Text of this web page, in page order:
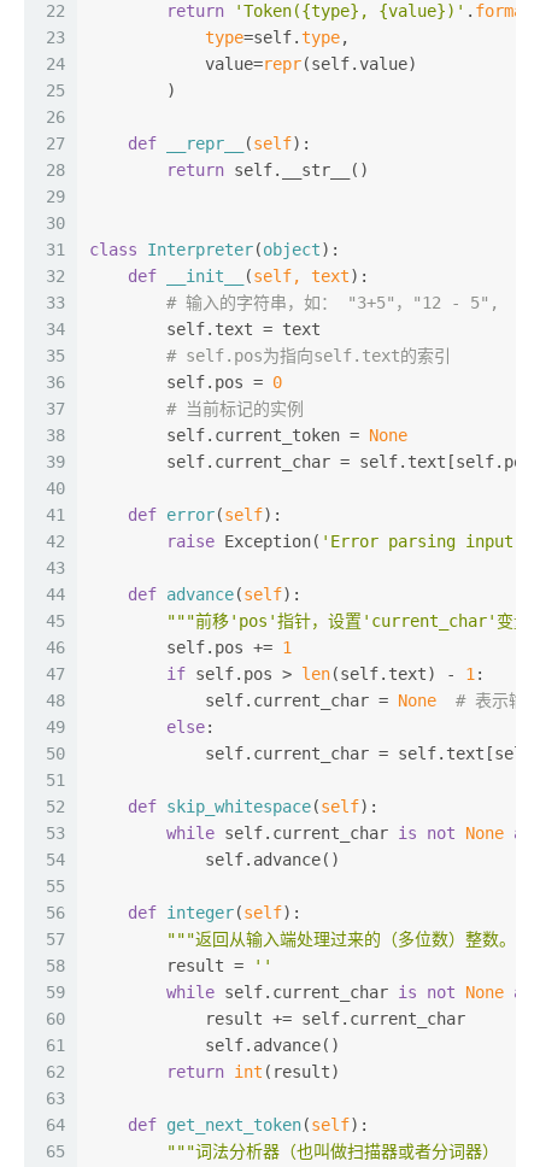
22
23
24
25
26
27
28
29
30
31
32
33
34
35
36
37
38
39
40
41
42
43
44
45
46
47
48
49
50
51
52
53
54
55
56
57
58
59
60
61
62
63
64
65
return
'Token({type}, {value})' . format
type=self.type,
            value=
repr(self.value)
        )
def __repr__ (self):
return self.__str__()
class Interpreter(object):
def
__init__ (self, text):
# 输入的字符串，如： "3+5"，"12 - 5",
        self.text = text
# self.pos为指向self.text的索引
        self.pos =
0
# 当前标记的实例
        self.current_token =
None
self.current_char =
def error(self):
raise Exception( 'Error parsing input'
def advance(self):
"""前移'pos'指针，设置'current_char'变量
        self.pos +=
1
if self.pos > len(self.text) - 1 :
            self.current_char =
None
# 表示输
else:
self.current_char =
def skip_whitespace(self):
while self.current_char is not None
            self.advance()
def integer(self):
"""返回从输入端处理过来的（多位数）整数。
        result =
''
while self.current_char is not None
            result += self.current_char
            self.advance()
return int (result)
def get_next_token(self):
"""词法分析器（也叫做扫描器或者分词器）